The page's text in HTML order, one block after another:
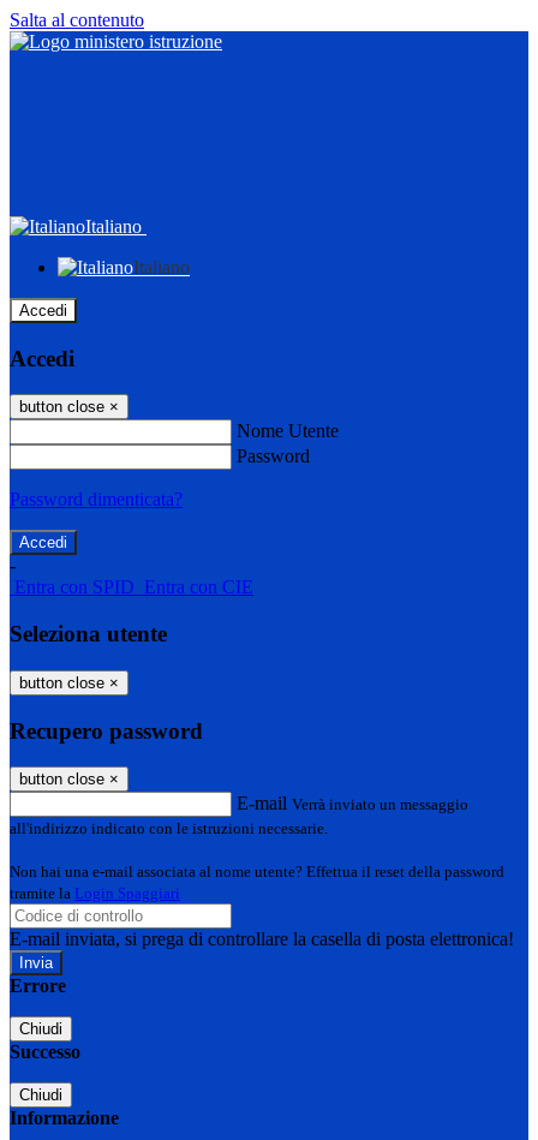
Salta al contenuto
Italiano
Italiano
Accedi
Accedi
button close ×
Nome Utente
Password
Password dimenticata?
-
Entra con SPID Entra con CIE
Seleziona utente
button close ×
Recupero password
button close ×
E-mail Verrà inviato un messaggio
all'indirizzo indicato con le istruzioni necessarie.
Non hai una e-mail associata al nome utente? Effettua il reset della password
tramite la Login Spaggiari
E-mail inviata, si prega di controllare la casella di posta elettronica!
Errore
Chiudi
Successo
Chiudi
Informazione